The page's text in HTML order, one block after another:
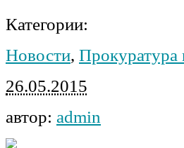
Категории:
Новости,
26.05.2015
автор: admin